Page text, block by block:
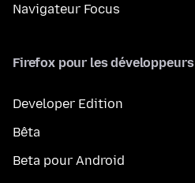
Navigateur Focus
Firefox pour les développeurs
Developer Edition
Bêta
Beta pour Android